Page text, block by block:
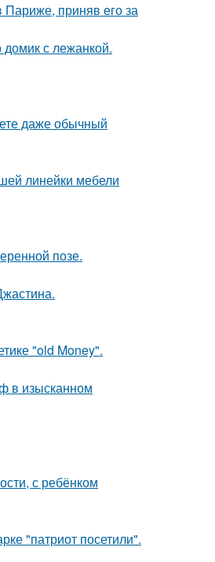
Париже, приняв его за
домик с лежанкой.
даже обычный
линейки мебели
позе.
"old Money".
в изысканном
с ребёнком
"патриот посетили".